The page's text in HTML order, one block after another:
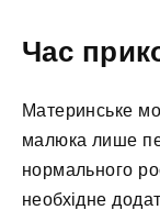
Час
Материнське
малюка лише
нормального
необхідне